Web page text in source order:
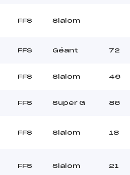
FFS Slalom
FFS Géant 72
FFS Slalom 46
FFS Super G 86
FFS Slalom 18
FFS Slalom 21